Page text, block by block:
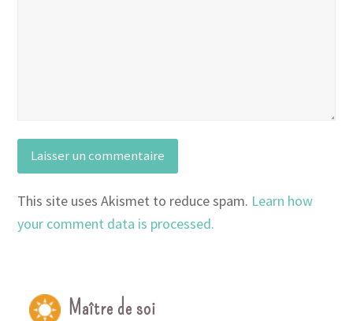
This site uses Akismet to reduce spam. Learn how
your comment data is processed.
Maître de soi